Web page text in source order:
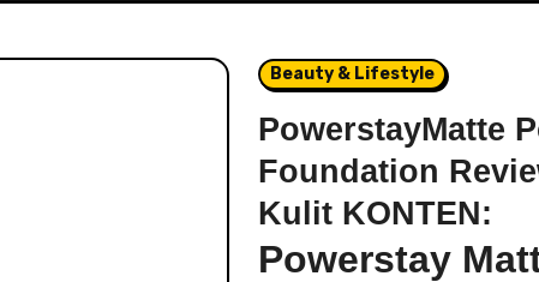
Beauty & Lifestyle
PowerstayMatte
Foundation
Kulit KONTEN:
Powerstay